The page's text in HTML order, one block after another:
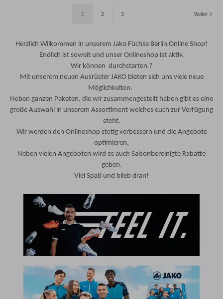
1 2 3 Weiter
Herzlich Wilkommen in unserem Jako Füchse Berlin Online Shop!
Endlich ist soweit und unser Onlineshop ist aktiv.
Wir können durchstarten ?
Mit unserem neuen Ausrüster JAKO bieten sich uns viele neue
Möglichkeiten.
Neben ganzen Paketen, die wir zusammengestellt haben gibt es eine
große Auswahl in unserem Assortiment welches euch zur Verfügung
steht.
Wir werden den Onlineshop stetig verbessern und die Angebote
optimieren.
Neben vielen Angeboten wird es auch Saisonbereinigte Rabatte
geben.
Viel Spaß und blieb dran!